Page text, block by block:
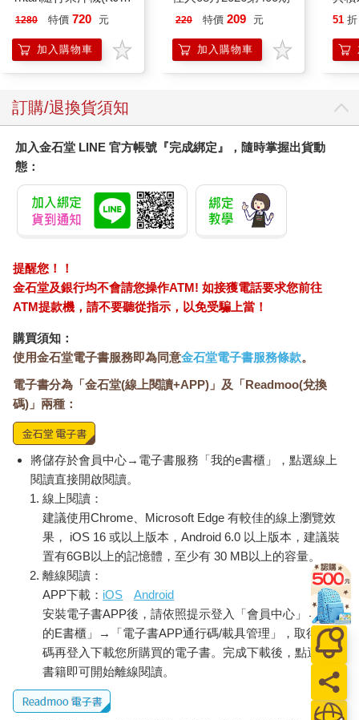
MN502)
1280 特價 720 元
加入購物車
220 特價 209 元
加入購物車
51 折
訂購/退換貨須知
加入金石堂 LINE 官方帳號『完成綁定』，隨時掌握出貨動
態：
提醒您！！
金石堂及銀行均不會請您操作ATM! 如接獲電話要求您前往
ATM提款機，請不要聽從指示，以免受騙上當！
購買須知：
使用金石堂電子書服務即為同意金石堂電子書服務條款。
電子書分為「金石堂(線上閱讀+APP)」及「Readmoo(兌換
碼)」兩種：
將儲存於會員中心→電子書服務「我的e書櫃」，點選線上
閱讀直接開啟閱讀。
線上閱讀：
建議使用Chrome、Microsoft Edge 有較佳的線上瀏覽效
果， iOS 16 或以上版本，Android 6.0 以上版本，建議裝
置有6GB以上的記憶體，至少有 30 MB以上的容量。
離線閱讀：
APP下載： iOS
Android
安裝電子書APP後，請依照提示登入「會員中心」→「我
的E書櫃」→「電子書APP通行碼/載具管理」，取得通行
碼再登入下載您所購買的電子書。完成下載後，點選任一
書籍即可開始離線閱讀。